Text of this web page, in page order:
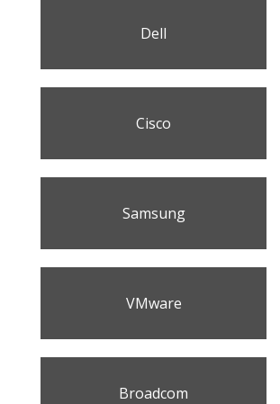
Dell
Cisco
Samsung
VMware
Broadcom